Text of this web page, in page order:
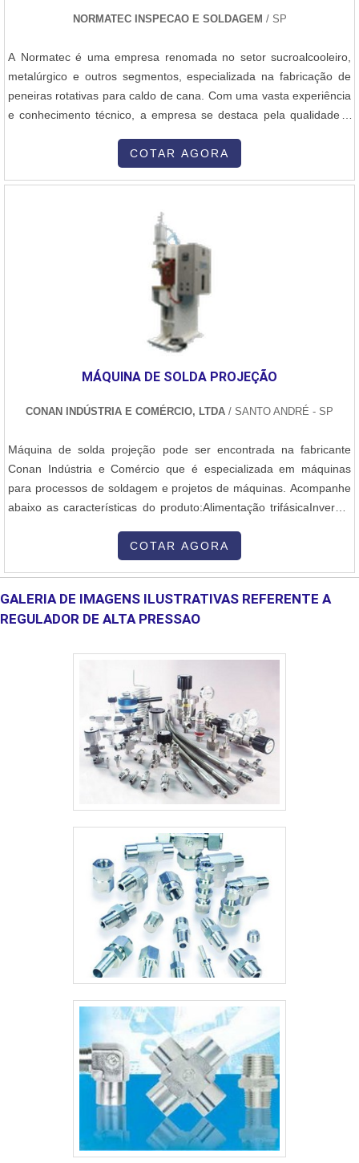
NORMATEC INSPECAO E SOLDAGEM / SP
A Normatec é uma empresa renomada no setor sucroalcooleiro,
metalúrgico e outros segmentos, especializada na fabricação de
peneiras rotativas para caldo de cana. Com uma vasta experiência
e conhecimento técnico, a empresa se destaca pela qualidade e
Normatec são projetadas para atender às necessidades
remoção de impurezas e proporcionando um produto final de alta
qualidade.Além da fabricação de peneiras rotativas, a Normatec
também oferece serviços de consultoria e reformas, visando a
melhoria e otimização dos processos produtivos das indústrias
sucroalcooleiras. A empresa conta com uma equipe altamente
qualificada e equipamentos modernos, garantindo soluções
personalizadas e eficientes para seus clientes.A Normatec se
destaca no mercado pela sua excelência em qualidade,
uma ampla carteira de clientes satisfeitos, a empresa se consolida
como referência no segmento de peneiras rotativas para caldo de
peneiras rotativas para caldo de cana, conte com a Normatec.
Entre em contato e conheça mais sobre os produtos e serviços
oferecidos pela empresa.
COTAR AGORA
MÁQUINA DE SOLDA PROJEÇÃO
CONAN INDÚSTRIA E COMÉRCIO, LTDA / SANTO ANDRÉ - SP
Máquina de solda projeção pode ser encontrada na fabricante
Conan Indústria e Comércio que é especializada em máquinas
para processos de soldagem e projetos de máquinas. Acompanhe
abaixo as características do produto:Alimentação trifásicaInversor
125mm Duplex. Abertura entre as mesas de 200 a
COTAR AGORA
GALERIA DE IMAGENS ILUSTRATIVAS REFERENTE A
REGULADOR DE ALTA PRESSAO